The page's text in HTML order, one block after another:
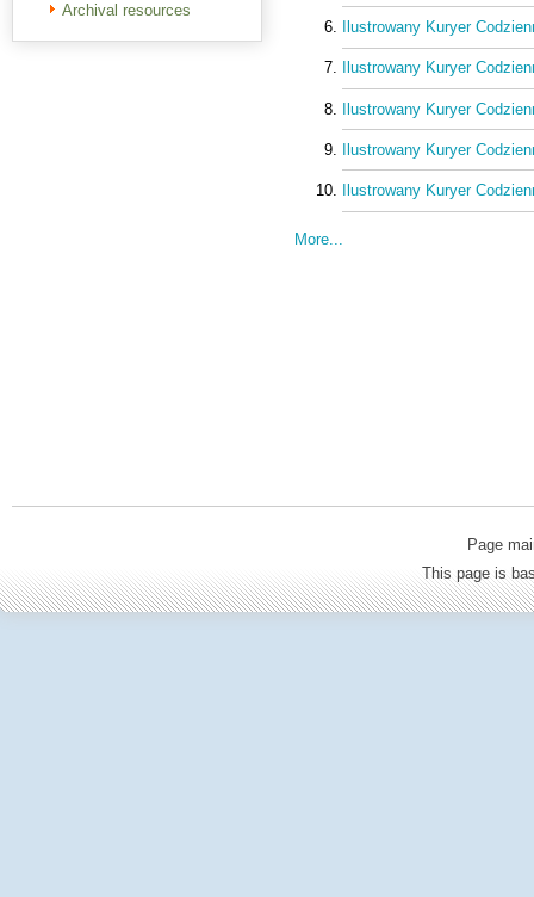
Archival resources
Ilustrowany Kuryer
Ilustrowany Kuryer
Ilustrowany Kuryer
Ilustrowany Kuryer
Ilustrowany Kuryer
More...
Page
This page is